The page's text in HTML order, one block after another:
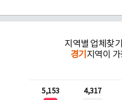
지역별 업체찾
경기 지역이
5,153 4,317